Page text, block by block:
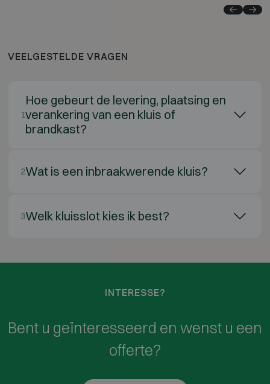
VEELGESTELDE VRAGEN
1
Hoe gebeurt de levering, plaatsing en
verankering van een kluis of
brandkast?
2Wat is een inbraakwerende kluis?
3Welk kluisslot kies ik best?
INTERESSE?
Bent u geïnteresseerd en wenst u een
offerte?